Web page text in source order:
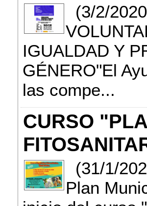
(3/2/
IGUALDAD Y
GÉNERO"El
las compe...
CURSO
(31/1/
Plan